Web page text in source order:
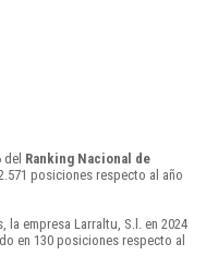
Ranking Nacional de
posiciones respecto al año
la empresa Larraltu, S.l. en 2024
en 130 posiciones respecto al